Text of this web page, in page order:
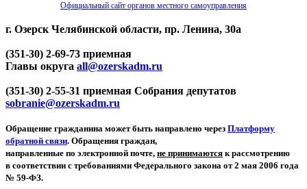
Официальный сайт органов местного самоуправления
г. Озерск Челябинской области, пр. Ленина, 30а
(351-30) 2-69-73 приемная
Главы округа all@ozerskadm.ru
(351-30) 2-55-31 приемная Собрания депутатов
sobranie@ozerskadm.ru
Обращение гражданина может быть направлено через Платформу
обратной связи. Обращения граждан,
направленные по электронной почте, не принимаются к рассмотрению
в соответствии с требованиями Федерального закона от 2 мая 2006 года
№ 59-ФЗ.